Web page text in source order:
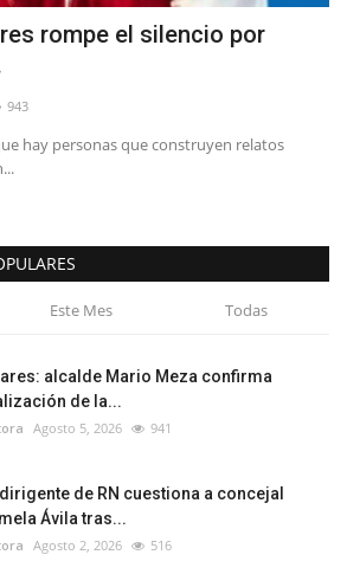
rompe el silencio por
943
hay personas que construyen relatos
Este Mes Todas
alcalde Mario Meza confirma
de la...
Agosto 5, 2026 941
dirigente de RN cuestiona a concejal
Ávila tras...
Agosto 2, 2026 516